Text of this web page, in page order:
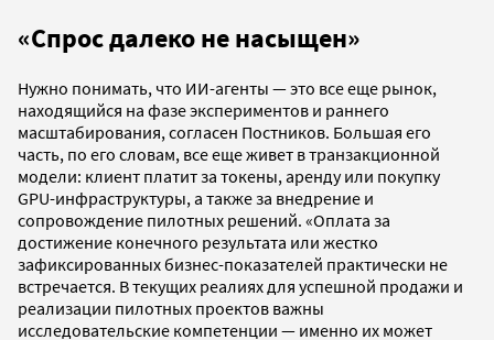
«Спрос далеко не насыщен»
Нужно понимать, что ИИ-агенты — это все еще рынок,
находящийся на фазе экспериментов и раннего
масштабирования, согласен Постников. Большая его
часть, по его словам, все еще живет в транзакционной
модели: клиент платит за токены, аренду или покупку
GPU-инфраструктуры, а также за внедрение и
сопровождение пилотных решений. «Оплата за
достижение конечного результата или жестко
зафиксированных бизнес-показателей практически не
встречается. В текущих реалиях для успешной продажи и
реализации пилотных проектов важны
исследовательские компетенции — именно их может